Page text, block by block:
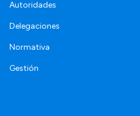
Autoridades
Delegaciones
Normativa
Gestión